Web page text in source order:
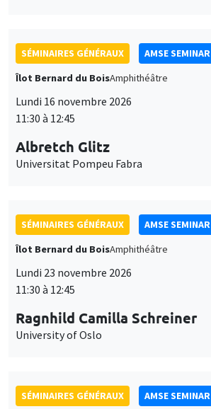
SÉMINAIRES GÉNÉRAUX
AMSE SEMINAR
Îlot Bernard du BoisAmphithéâtre
Lundi 16 novembre 2026
11:30 à 12:45
Albretch Glitz
Universitat Pompeu Fabra
SÉMINAIRES GÉNÉRAUX
AMSE SEMINAR
Îlot Bernard du BoisAmphithéâtre
Lundi 23 novembre 2026
11:30 à 12:45
Ragnhild Camilla Schreiner
University of Oslo
SÉMINAIRES GÉNÉRAUX
AMSE SEMINAR